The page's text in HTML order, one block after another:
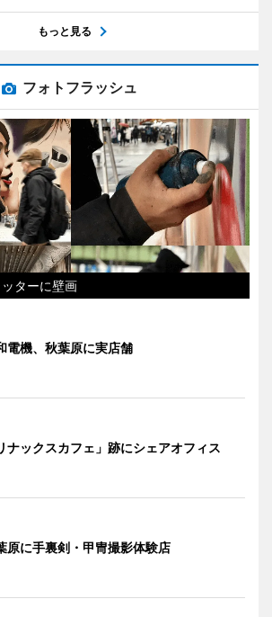
もっと見る
フォトフラッシュ
ターに壁画
電機、秋葉原に実店舗
ナックスカフェ」跡にシェアオフィス
原に手裏剣・甲冑撮影体験店